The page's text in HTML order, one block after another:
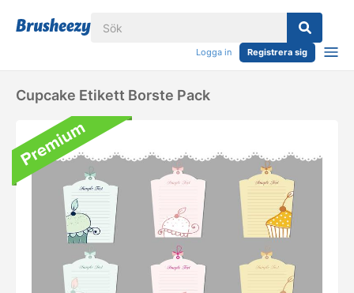
Logga in Registrera sig
Cupcake Etikett Borste Pack